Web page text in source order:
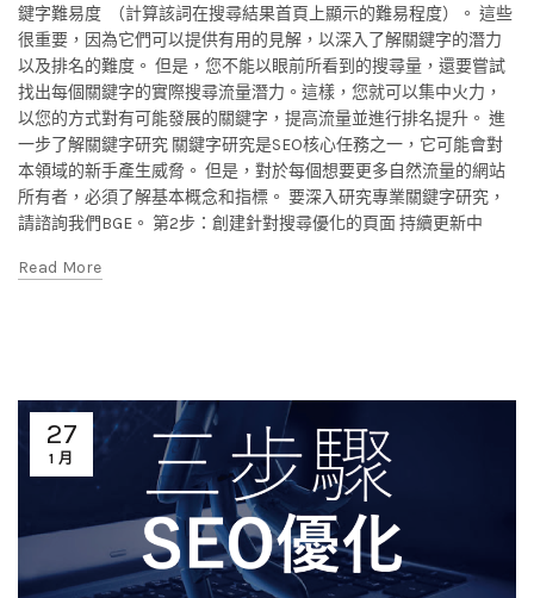
鍵字難易度 （計算該詞在搜尋結果首頁上顯示的難易程度）。 這些
很重要，因為它們可以提供有用的見解，以深入了解關鍵字的潛力
以及排名的難度。 但是，您不能以眼前所看到的搜尋量，還要嘗試
找出每個關鍵字的實際搜尋流量潛力。這樣，您就可以集中火力，
以您的方式對有可能發展的關鍵字，提高流量並進行排名提升。 進
一步了解關鍵字研究 關鍵字研究是SEO核心任務之一，它可能會對
本領域的新手產生威脅。 但是，對於每個想要更多自然流量的網站
所有者，必須了解基本概念和指標。 要深入研究專業關鍵字研究，
請諮詢我們BGE。 第2步：創建針對搜尋優化的頁面 持續更新中
Read More
27
1 月